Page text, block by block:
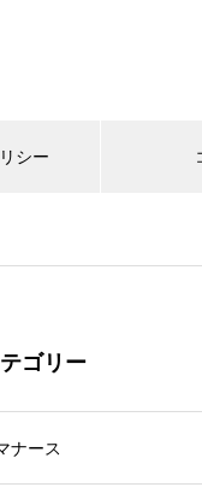
シー
ゴリー
ナース